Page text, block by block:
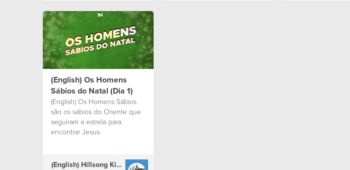
(English) Os Homens
Sábios do Natal (Dia 1)
(English) Os Homens Sábios
são os sábios do Oriente que
seguiram a estrela para
encontrar Jesus.
(English) Hillsong Kids Portugal